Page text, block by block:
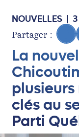
NOUVELLES |
Partager :
La
clés au
Parti